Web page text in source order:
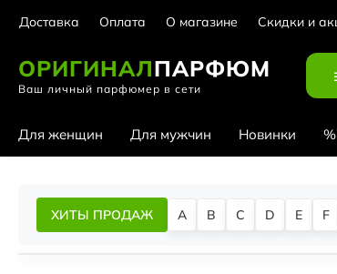
Доставка Оплата О магазине Скидки и
ОРИГИНАЛПАРФЮМ
Ваш личный парфюмер в сети
Для женщин Для мужчин Новинки
ХИТЫ ПРОДАЖ A B C D E F